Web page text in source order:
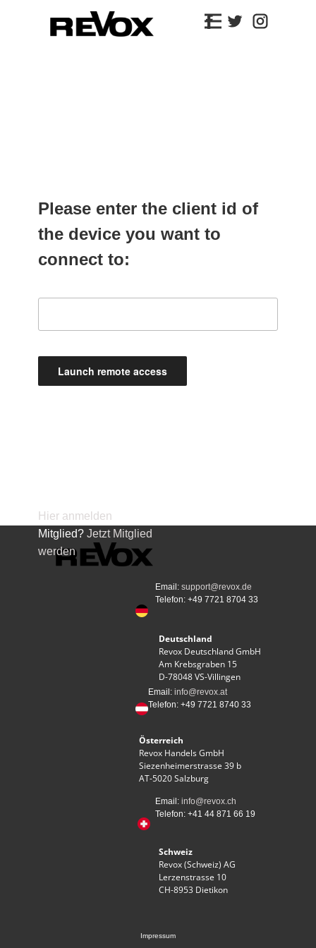
Please enter the client id of
the device you want to
connect to:
Launch remote access
Email: info@revox.ch
Telefon: +41 44 871 66 19
Email: info@revox.at
Telefon: ​+49 7721 8740 33
Email: support@revox.de
Telefon: +49 7721 8704 33
Hier anmelden
Mitglied? Jetzt Mitglied
werden
Deutschland
Revox Deutschland GmbH
Am Krebsgraben 15
D-78048 VS-Villingen
Schweiz
Revox (Schweiz) AG
Lerzenstrasse 10
CH-8953 Dietikon
Impressum
Österreich
Revox Handels GmbH
Siezenheimerstrasse 39 b
AT-5020 Salzburg